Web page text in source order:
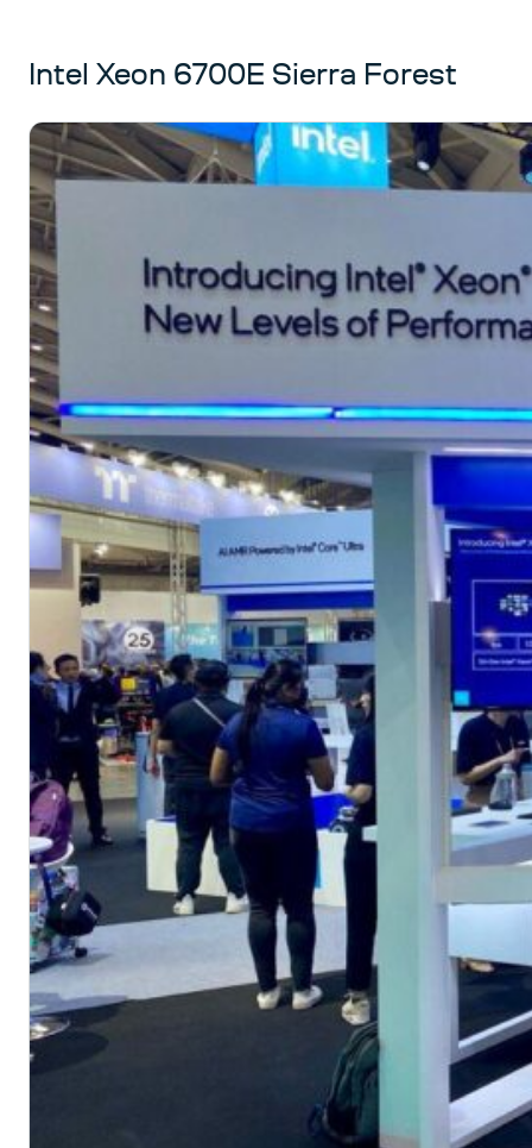
Intel Xeon 6700E Sierra Forest